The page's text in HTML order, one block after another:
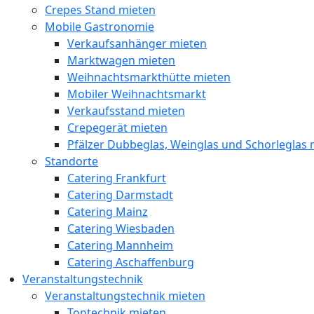
Crepes Stand mieten
Mobile Gastronomie
Verkaufsanhänger mieten
Marktwagen mieten
Weihnachtsmarkthütte mieten
Mobiler Weihnachtsmarkt
Verkaufsstand mieten
Crepegerät mieten
Pfälzer Dubbeglas, Weinglas und Schorleglas
Standorte
Catering Frankfurt
Catering Darmstadt
Catering Mainz
Catering Wiesbaden
Catering Mannheim
Catering Aschaffenburg
Veranstaltungstechnik
Veranstaltungstechnik mieten